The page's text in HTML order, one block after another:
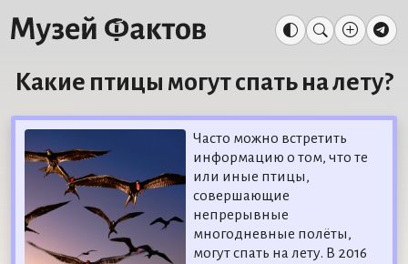
Какие птицы могут спать на лету?
Часто можно встретить
информацию о том, что те
или иные птицы,
совершающие
непрерывные
многодневные полёты,
могут спать на лету. В 2016